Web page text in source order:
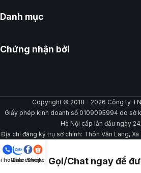
Danh mục
Chứng nhận bởi
Copyright © 2018 - 2026 Công ty
Giấy phép kinh doanh số 0109095994 do sở
Hà Nội cấp lần đầu ngày
Địa chỉ đăng ký trụ sở chính: Thôn Văn Lãng,
Gọi/Chat ngay để
hotline
Zalo
Facebook
Shopee